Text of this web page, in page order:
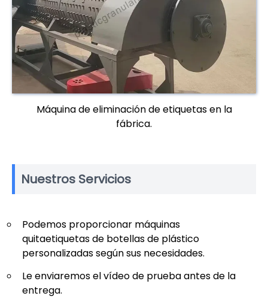
Máquina de eliminación de etiquetas en la
fábrica.
Nuestros Servicios
Podemos proporcionar máquinas
quitaetiquetas de botellas de plástico
personalizadas según sus necesidades.
Le enviaremos el vídeo de prueba antes de la
entrega.